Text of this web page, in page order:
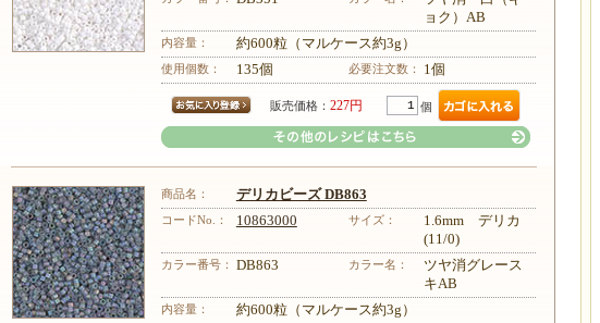
ョク）AB
内容量： 約600粒（マルケース約3g）
使用個数： 135個 必要注文数： 1個
販売価格： 227円 個
商品名： デリカビーズ DB863
コードNo.： 10863000 サイズ：
1.6mm デリカ
(11/0)
カラー番号： DB863 カラー名：
ツヤ消グレース
キAB
内容量： 約600粒（マルケース約3g）